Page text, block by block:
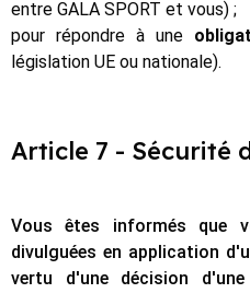
entre GALA SPORT et vous) ;
pour répondre à une
législation UE ou nationale).
Article 7 - Sécurité
Vous êtes informés que
divulguées en application
vertu d'une décision